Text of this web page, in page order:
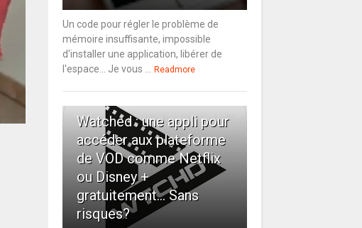
Un code pour régler le problème de
mémoire insuffisante, impossible
d'installer une application, libérer de
l'espace... Je vous ...
Readmore
2
Watched : une appli pour
accéder aux plateforme
de VOD comme Netflix
ou Disney +
gratuitement... Sans
risques?